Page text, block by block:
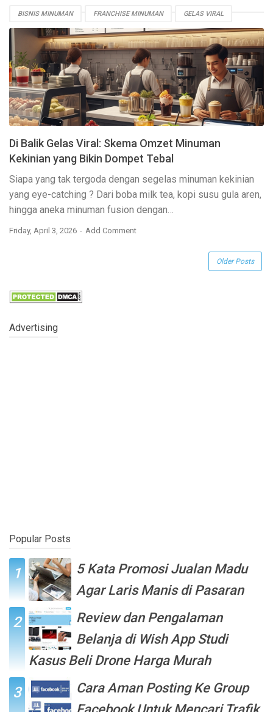
BISNIS MINUMAN FRANCHISE MINUMAN GELAS VIRAL
MINUMAN KEKINIAN OMZET MINUMAN TIPS BISNIS
Di Balik Gelas Viral: Skema Omzet Minuman
Kekinian yang Bikin Dompet Tebal
Siapa yang tak tergoda dengan segelas minuman kekinian
yang eye-catching ? Dari boba milk tea, kopi susu gula aren,
hingga aneka minuman fusion dengan…
Friday, April 3, 2026 Add Comment
Older Posts
Advertising
Popular Posts
5 Kata Promosi Jualan Madu
Agar Laris Manis di Pasaran
Review dan Pengalaman
Belanja di Wish App Studi
Kasus Beli Drone Harga Murah
Cara Aman Posting Ke Group
Facebook Untuk Mencari Trafik